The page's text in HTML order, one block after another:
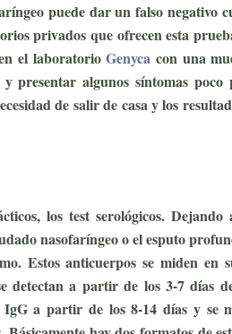
puede dar un falso negativo
privados que ofrecen esta
el laboratorioGenyca con una
presentar algunos síntomas
de salir de casa y los
los test serológicos.
nasofaríngeo o el esputo
Estos anticuerpos se miden en
detectan a partir de los 3-7 días
a partir de los 8-14 días y se